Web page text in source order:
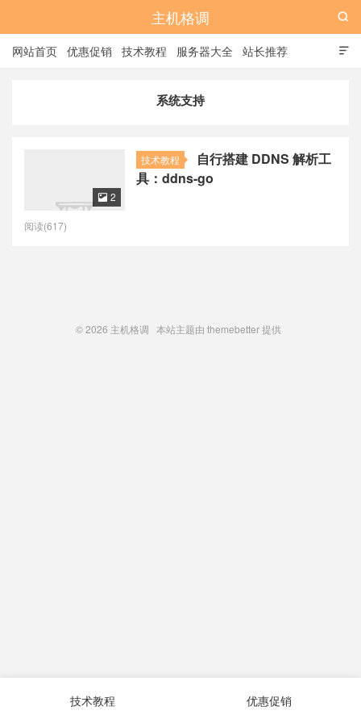
主机格调

网站首页 优惠促销 技术教程 服务器大全 站长推荐

系统支持
技术教程
自行搭建 DDNS 解析工
具：ddns-go
 2
阅读(617)
© 2026 主机格调 本站主题由 themebetter提供
技术教程 优惠促销